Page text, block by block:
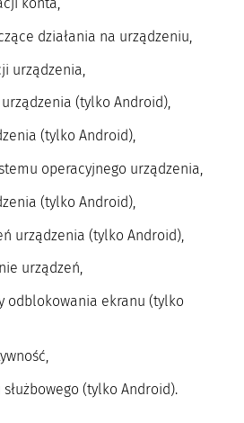
działania na urządzeniu,
urządzenia,
(tylko Android),
(tylko Android),
operacyjnego urządzenia,
(tylko Android),
urządzenia (tylko Android),
urządzeń,
odblokowania ekranu (tylko
(tylko Android).